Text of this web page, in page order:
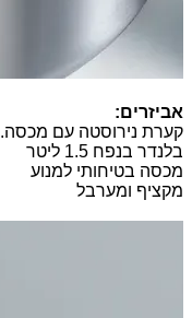
אביזרים:
קערת נירוסטה עם מכסה.
בלנדר בנפח 1.5 ליטר
מכסה בטיחותי למנוע
מקציף ומערבל